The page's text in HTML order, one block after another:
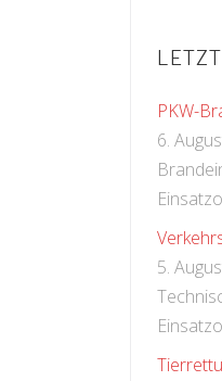
PKW-
6.
5.